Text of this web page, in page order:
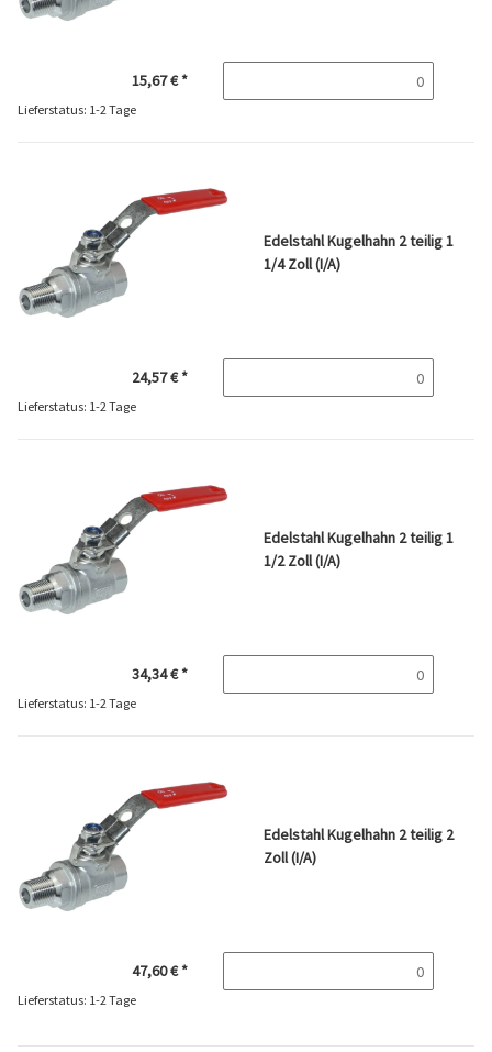
15,67 €*
Lieferstatus: 1-2 Tage
Edelstahl Kugelhahn 2 teilig 1
1/4 Zoll (I/A)
24,57 €*
Lieferstatus: 1-2 Tage
Edelstahl Kugelhahn 2 teilig 1
1/2 Zoll (I/A)
34,34 €*
Lieferstatus: 1-2 Tage
Edelstahl Kugelhahn 2 teilig 2
Zoll (I/A)
47,60 €*
Lieferstatus: 1-2 Tage